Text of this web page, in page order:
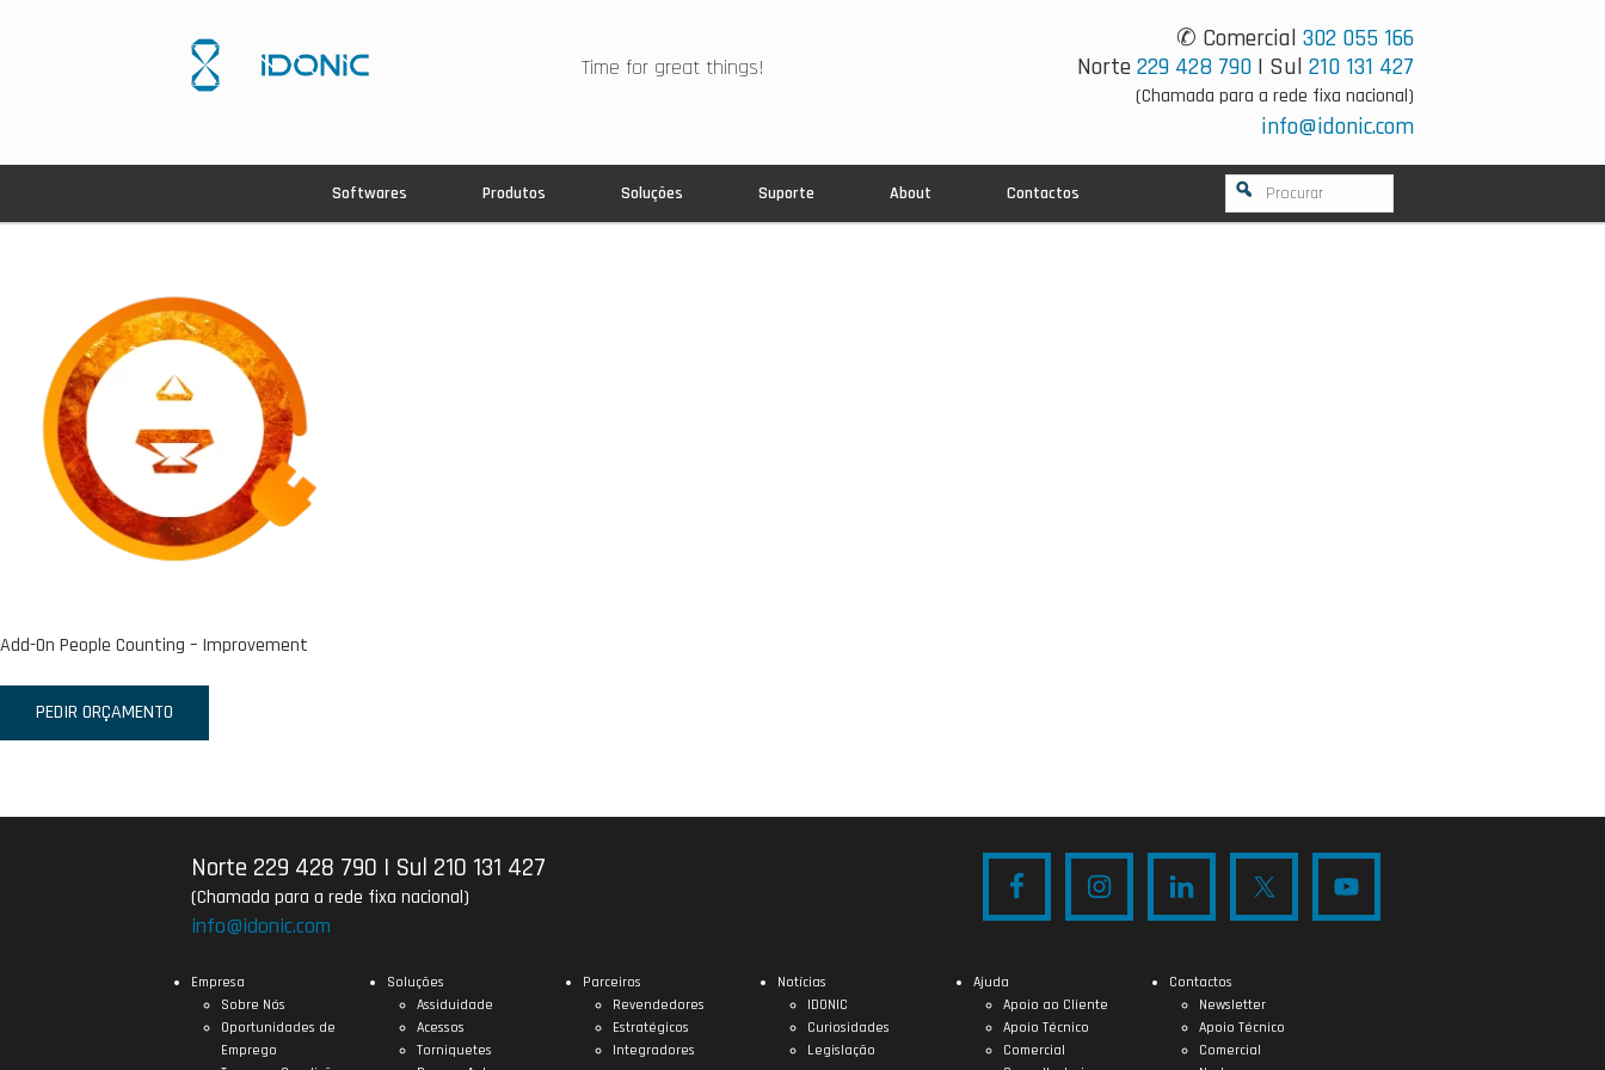
Time for great things!
✆ Comercial 302 055 166
Norte229 428 790 | Sul 210 131 427
(Chamada para a rede fixa nacional)
info@idonic.com
Softwares Produtos Soluções Suporte About Contactos
Add-On People Counting – Improvement
PEDIR ORÇAMENTO
Norte 229 428 790 | Sul 210 131 427
(Chamada para a rede fixa nacional)
info@idonic.com
Empresa
Sobre Nós
Oportunidades de
Emprego
Soluções
Assiduidade
Acessos
Torniquetes
Parceiros
Revendedores
Estratégicos
Integradores
Notícias
IDONIC
Curiosidades
Legislação
Ajuda
Apoio ao Cliente
Apoio Técnico
Comercial
Contactos
Newsletter
Apoio Técnico
Comercial